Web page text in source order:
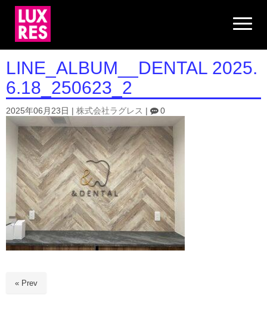
N
a
i
g
a
o
LINE_ALBUM__DENTAL 2025.
6.18_250623_2
2025年06月23日 株式会社ラグレス 0
« Prev